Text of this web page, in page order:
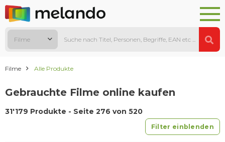
Filme
Filme Alle Produkte
Gebrauchte Filme online kaufen
31'179 Produkte - Seite 276 von 520
Filter einblenden